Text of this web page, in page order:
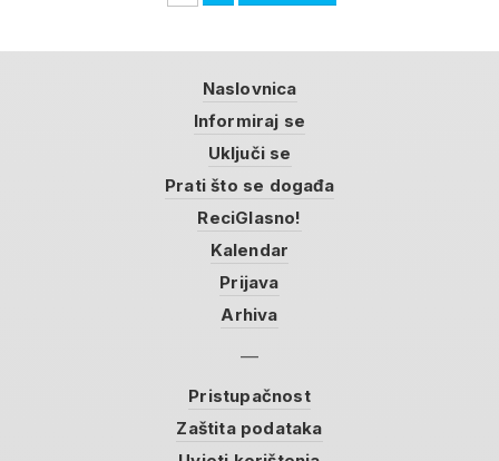
Naslovnica
Informiraj se
Uključi se
Prati što se događa
ReciGlasno!
Kalendar
Prijava
Arhiva
Pristupačnost
Zaštita podataka